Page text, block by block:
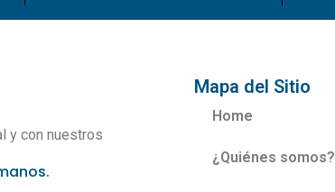
y con nuestros
Mapa del Sitio
Home
¿Quiénes somos?